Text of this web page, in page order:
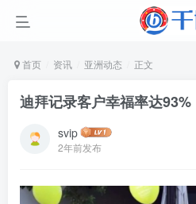
首页 资讯 亚洲动态 正文
迪拜记录客户幸福率达93%
svip
2年前发布